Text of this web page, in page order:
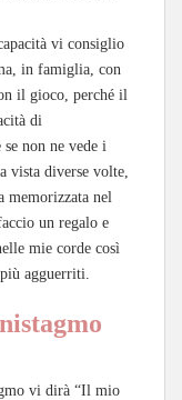
vi consiglio
in famiglia, con
il gioco, perché il
di
non ne vede i
vista diverse volte,
memorizzata nel
un regalo e
mie corde così
agguerriti.
vi dirà “Il mio